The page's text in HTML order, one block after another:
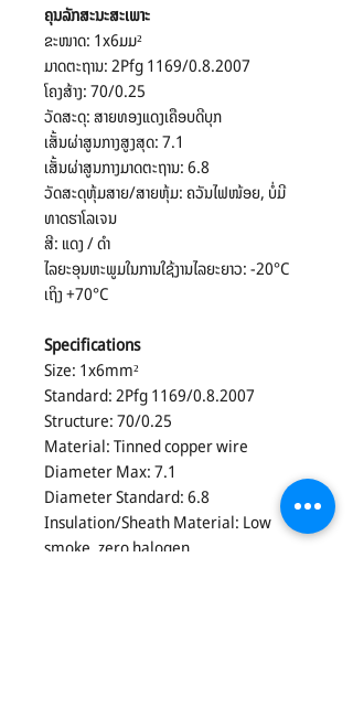
ຄຸນລັກສະນະສະເພາະ
​ຂະໜາດ: 1x6ມມ²
​ມາດຕະຖານ: 2Pfg 1169/0.8.2007
​ໂຄງສ້າງ: 70/0.25
​ວັດສະດຸ: ສາຍທອງແດງເຄືອບດີບຸກ
​ເສັ້ນຜ່າສູນກາງສູງສຸດ: 7.1
​ເສັ້ນຜ່າສູນກາງມາດຕະຖານ: 6.8
​ວັດສະດຸຫຸ້ມສາຍ/ສາຍຫຸ້ມ: ຄວັນໄຟໜ້ອຍ, ບໍ່ມີ
ທາດຮາໂລເຈນ
​ສີ: ແດງ / ດຳ
​ໄລຍະອຸນຫະພູມໃນການໃຊ້ງານໄລຍະຍາວ: -20°C
ເຖິງ +70°C
Specifications
​Size: 1x6mm²
​Standard: 2Pfg 1169/0.8.2007
​Structure: 70/0.25
​Material: Tinned copper wire
​Diameter Max: 7.1
​Diameter Standard: 6.8
​Insulation/Sheath Material: Low
smoke, zero halogen